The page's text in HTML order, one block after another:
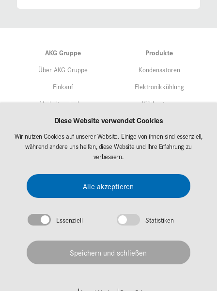
AKG Gruppe
Über AKG Gruppe
Einkauf
Verhaltenskodex
Qualitätsmangement
Umweltschutz/Nachhaltigkeit
Forschung & Entwicklung
Produkte
Kondensatoren
Elektronikkühlung
Kühlsysteme
Service
Märkte
Messen
Impressum
Datenschutz
Diese Website verwendet Cookies
Wir nutzen Cookies auf unserer Website. Einige von ihnen sind essenziell,
während andere uns helfen, diese Website und Ihre Erfahrung zu
verbessern.
Alle akzeptieren
Essenziell Statistiken
Speichern und schließen